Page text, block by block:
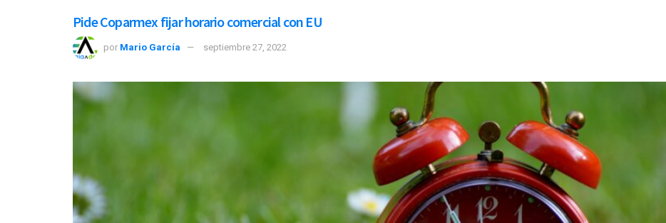
Pide Coparmex fijar horario comercial con EU
por Mario García septiembre 27, 2022